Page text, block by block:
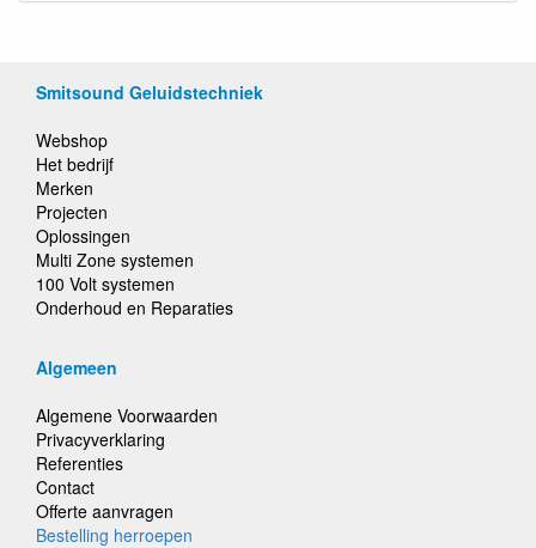
Smitsound Geluidstechniek
Webshop
Het bedrijf
Merken
Projecten
Oplossingen
Multi Zone systemen
100 Volt systemen
Onderhoud en Reparaties
Algemeen
Algemene Voorwaarden
Privacyverklaring
Referenties
Contact
Offerte aanvragen
Bestelling herroepen